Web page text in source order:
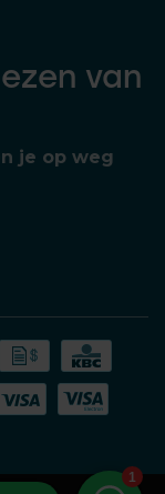
van
je op weg